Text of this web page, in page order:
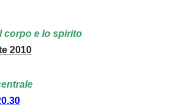
corpo e lo spirito
2010